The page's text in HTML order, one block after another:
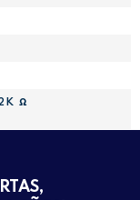
Ω